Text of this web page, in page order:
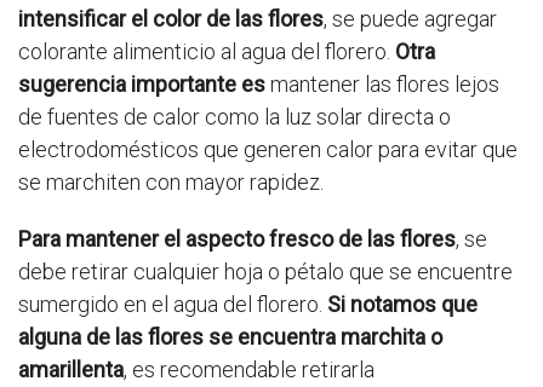
intensificar el color de las flores, se puede agregar
colorante alimenticio al agua del florero. Otra
sugerencia importante esmantener las flores lejos
de fuentes de calor como la luz solar directa o
electrodomésticos que generen calor para evitar que
se marchiten con mayor rapidez.
Para mantener el aspecto fresco de las flores, se
debe retirar cualquier hoja o pétalo que se encuentre
sumergido en el agua del florero. Si notamos que
alguna de las flores se encuentra marchita o
amarillenta, es recomendable retirarla